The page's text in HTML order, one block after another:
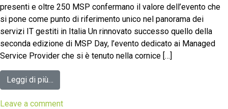
presenti e oltre 250 MSP confermano il valore dell’evento che
si pone come punto di riferimento unico nel panorama dei
servizi IT gestiti in Italia Un rinnovato successo quello della
seconda edizione di MSP Day, l’evento dedicato ai Managed
Service Provider che si è tenuto nella cornice […]
Leggi di più…
Leave a comment